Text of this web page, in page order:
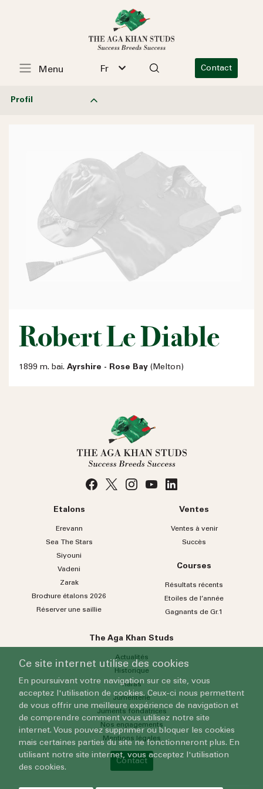
Fr Contact
Menu
Profil
Robert Le Diable
1899 m. bai. Ayrshire - Rose Bay (Melton)
Etalons
Erevann
Sea TheStars
Siyouni
Vadeni
Zarak
Brochure étalons 2026
Réserver une saillie
Ventes
Ventes à venir
Succès
Courses
Résultats récents
Etoiles de l’année
Gagnants de Gr.1
The Aga Khan Studs
Actualités
Historique
Haras
Jumenterie
Juments fondatrices
Nos engagements
Mentions légales
Contact
Ce site internet utilise des cookies
En poursuivant votre navigation sur ce site, vous
acceptez l'utilisation de cookies. Ceux-ci nous permettent
de vous offrir une meilleure expérience de navigation et
de comprendre comment vous utilisez notre site
internet. Vous pouvez supprimer ou bloquer les cookies
mais certaines parties du site ne fonctionneront plus. En
utilisant notre site internet, vous acceptez l'utilisation
des cookies.